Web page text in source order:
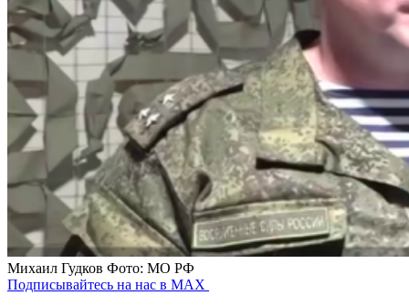
Михаил Гудков Фото: МО РФ
Подписывайтесь на нас в MAX